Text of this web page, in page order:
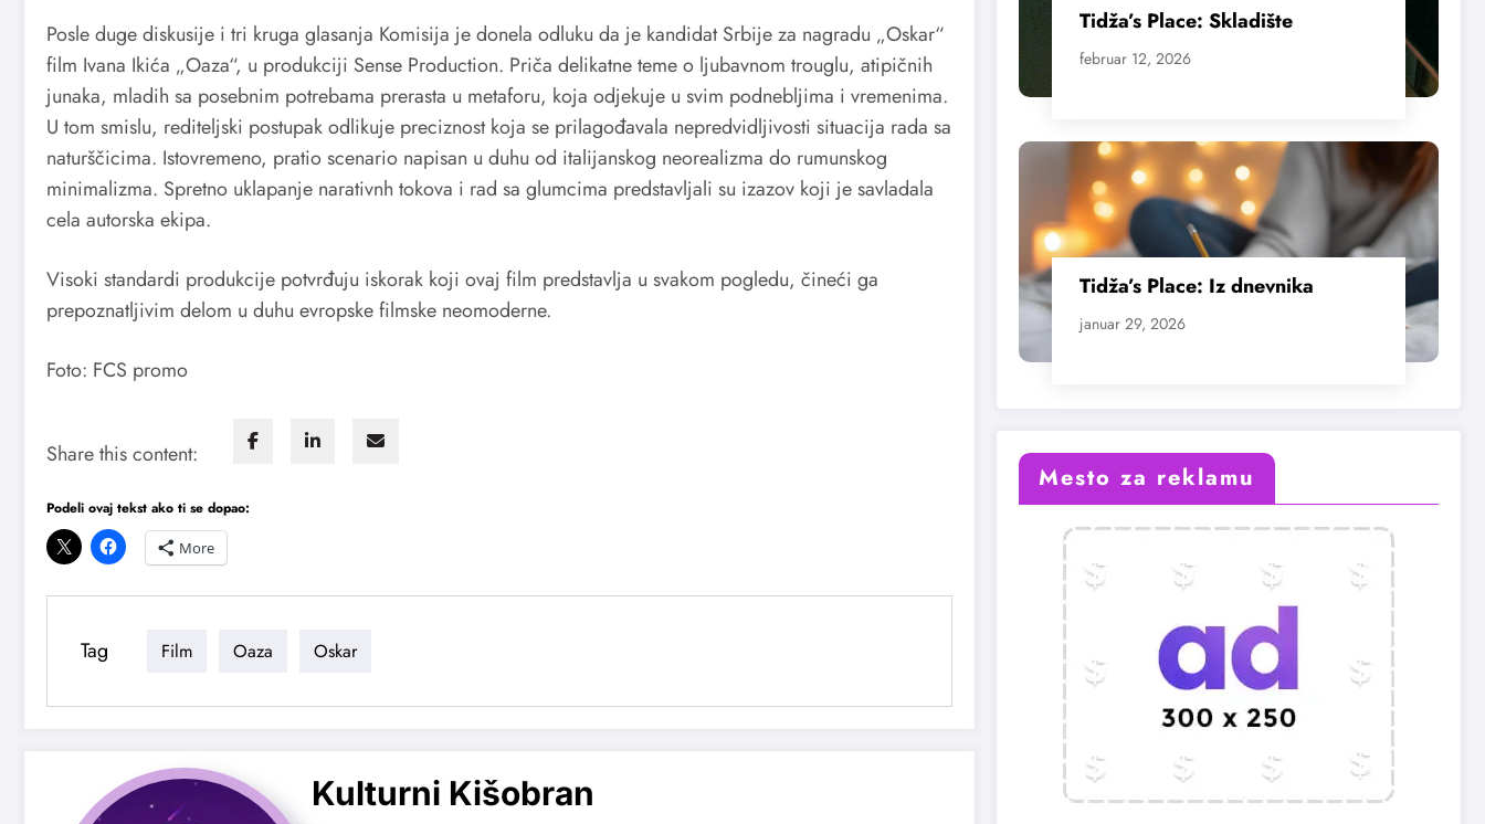
Posle duge diskusije i tri kruga glasanja Komisija je donela odluku da je kandidat Srbije za nagradu „Oskar“
film Ivana Ikića „Oaza“, u produkciji Sense Production. Priča delikatne teme o ljubavnom trouglu, atipičnih
junaka, mladih sa posebnim potrebama prerasta u metaforu, koja odjekuje u svim podnebljima i vremenima.
U tom smislu, rediteljski postupak odlikuje preciznost koja se prilagođavala nepredvidljivosti situacija rada sa
naturščicima. Istovremeno, pratio scenario napisan u duhu od italijanskog neorealizma do rumunskog
minimalizma. Spretno uklapanje narativnh tokova i rad sa glumcima predstavljali su izazov koji je savladala
cela autorska ekipa.
Visoki standardi produkcije potvrđuju iskorak koji ovaj film predstavlja u svakom pogledu, čineći ga
prepoznatljivim delom u duhu evropske filmske neomoderne.
Foto: FCS promo
Share this content:
Podeli ovaj tekst ako ti se dopao:
More
Tag Film Oaza Oskar
Kulturni Kišobran
Tidža’s Place: Skladište
februar 12, 2026
Tidža’s Place: Iz dnevnika
januar 29, 2026
Mesto za reklamu